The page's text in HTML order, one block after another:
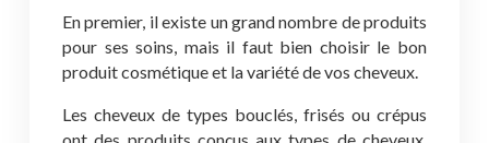
En premier, il existe un grand nombre de produits
pour ses soins, mais il faut bien choisir le bon
produit cosmétique et la variété de vos cheveux.
Les cheveux de types bouclés, frisés ou crépus